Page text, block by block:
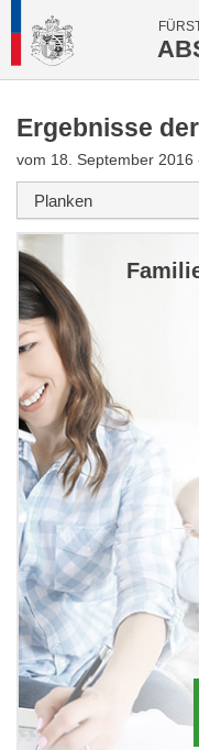
Ergebnisse
vom 18. September